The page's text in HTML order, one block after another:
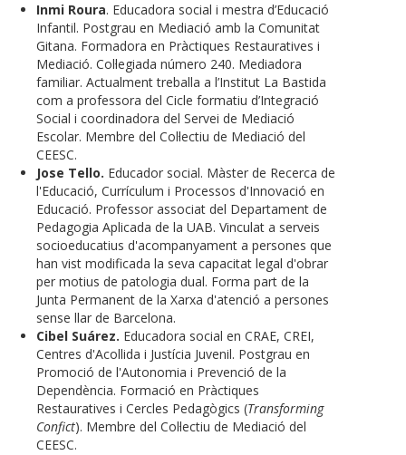
Inmi Roura. Educadora social i mestra d’Educació
Infantil. Postgrau en Mediació amb la Comunitat
Gitana. Formadora en Pràctiques Restauratives i
Mediació. Col·legiada número 240. Mediadora
familiar. Actualment treballa a l’Institut La Bastida
com a professora del Cicle formatiu d’Integració
Social i coordinadora del Servei de Mediació
Escolar. Membre del Col·lectiu de Mediació del
CEESC.
Jose Tello. Educador social. Màster de Recerca de
l'Educació, Currículum i Processos d'Innovació en
Educació. Professor associat del Departament de
Pedagogia Aplicada de la UAB. Vinculat a serveis
socioeducatius d'acompanyament a persones que
han vist modificada la seva capacitat legal d'obrar
per motius de patologia dual. Forma part de la
Junta Permanent de la Xarxa d'atenció a persones
sense llar de Barcelona.
Cibel Suárez. Educadora social en CRAE, CREI,
Centres d'Acollida i Justícia Juvenil. Postgrau en
Promoció de l'Autonomia i Prevenció de la
Dependència. Formació en Pràctiques
Restauratives i Cercles Pedagògics (Transforming
Confict). Membre del Col·lectiu de Mediació del
CEESC.